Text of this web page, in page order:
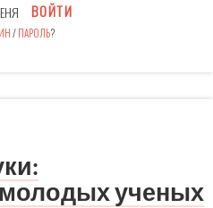
ВОЙТИ
/ПАРОЛЬ?
ученых